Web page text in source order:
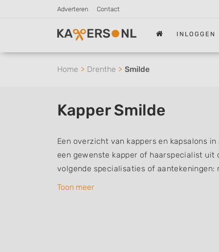
Adverteren Contact
INLOGGEN
Home Drenthe Smilde
Kapper Smilde
Een overzicht van kappers en kapsalons in
een gewenste kapper of haarspecialist uit
volgende specialisaties of aantekeningen:
vrouwen of dameskapper, kinderkapper,
Toon meer